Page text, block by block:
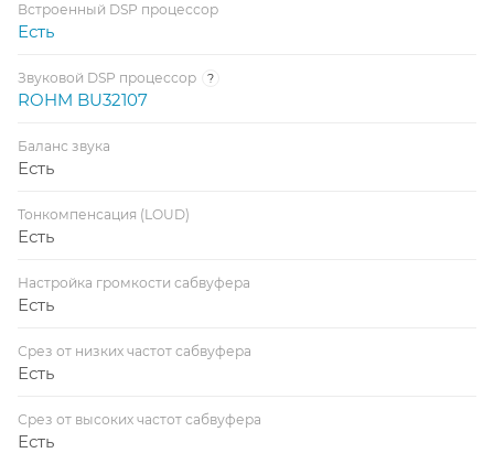
Встроенный DSP процессор
Есть
Звуковой DSP процессор ?
ROHM BU32107
Баланс звука
Есть
Тонкомпенсация (LOUD)
Есть
Настройка громкости сабвуфера
Есть
Срез от низких частот сабвуфера
Есть
Срез от высоких частот сабвуфера
Есть